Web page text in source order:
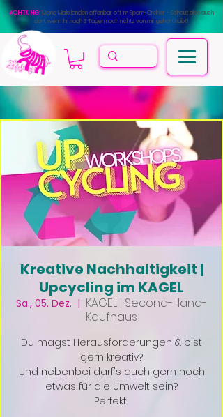
ACHTUNG:Meine Mails landen offenbar oft im Spam-Ordner - Schaut also auch
dort, wenn Ihr nach 3 Tagen noch nichts von mir gehört habt!
Kreative Nachhaltigkeit |
Upcycling im KAGEL
Sa., 05. Dez.
  |
KAGEL | Second-Hand-
Kaufhaus
Du magst Herausforderungen & bist
gern kreativ?
Und nebenbei darf's auch gern noch
etwas für die Umwelt sein?
Perfekt!